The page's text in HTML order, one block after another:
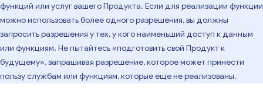
функций или услуг вашего Продукта. Если для реализации функции
можно использовать более одного разрешения, вы должны
запросить разрешения у тех, у кого наименьший доступ к данным
или функциям. Не пытайтесь «подготовить свой Продукт к
будущему», запрашивая разрешение, которое может принести
пользу службам или функциям, которые еще не реализованы.